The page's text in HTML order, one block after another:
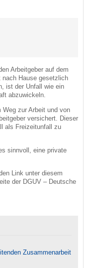
Arbeitgeber auf dem
nach Hause gesetzlich
ist der Unfall wie ein
abzuwickeln.
Weg zur Arbeit und von
versichert. Dieser
als Freizeitunfall zu
sinnvoll, eine private
Link unter diesem
der DGUV – Deutsche
Zusammenarbeit